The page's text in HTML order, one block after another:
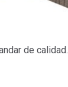
de calidad.